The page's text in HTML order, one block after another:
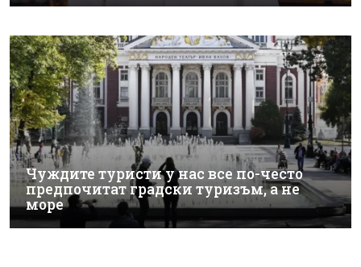
Чуждите туристи у нас все по-често
предпочитат градски туризъм, а не
море